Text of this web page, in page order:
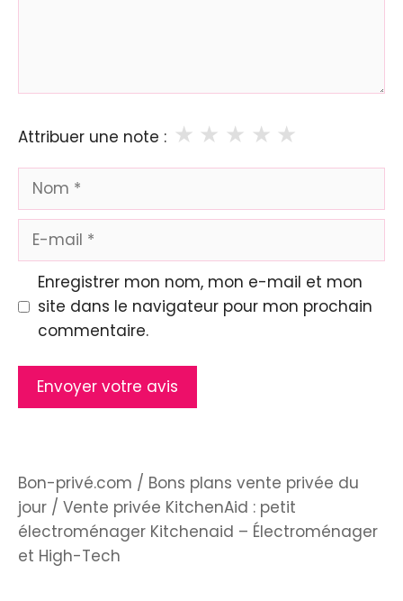
Attribuer une note : ★
★
★
★
★
Nom
Enregistrer mon nom, mon e-mail et mon
site dans le navigateur pour mon prochain
commentaire.
Bon-privé.com / Bons plans vente privée du
jour / Vente privée KitchenAid : petit
électroménager Kitchenaid – Électroménager
et High-Tech